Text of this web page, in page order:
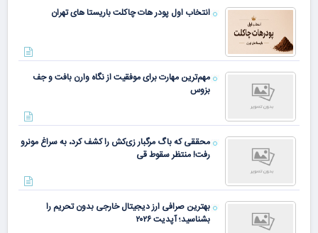
انتخاب اول پودر هات چاکلت باریستا های تهران
مهم‌ترین مهارت برای موفقیت از نگاه وارن بافت و جف
بزوس
محققی که باگ مرگبار زی‌کش را کشف کرد، به سراغ مونرو
رفت! منتظر سقوط قی
بهترین صرافی ارز دیجیتال خارجی بدون تحریم را
بشناسید؛ آپدیت ۲۰۲۶